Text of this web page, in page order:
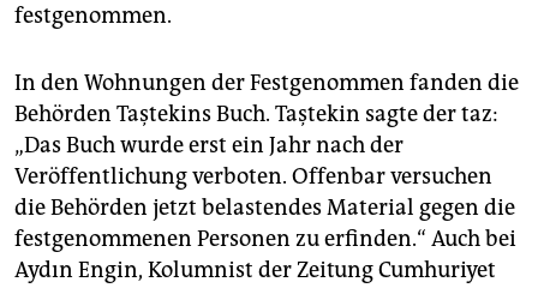
festgenommen.
In den Wohnungen der Festgenommen fanden die
Behörden Taştekins Buch. Taştekin sagte der taz:
„Das Buch wurde erst ein Jahr nach der
Veröffentlichung verboten. Offenbar versuchen
die Behörden jetzt belastendes Material gegen die
festgenommenen Personen zu erfinden.“ Auch bei
Aydın Engin, Kolumnist der Zeitung Cumhuriyet